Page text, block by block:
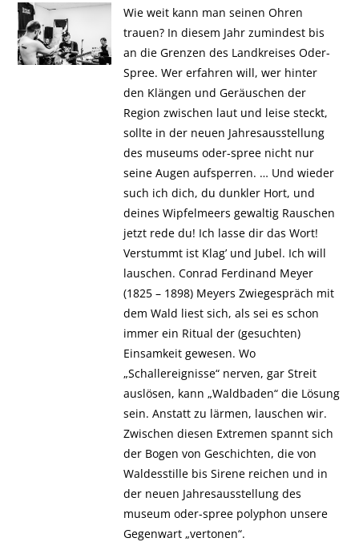
Wie weit kann man seinen Ohren
trauen? In diesem Jahr zumindest bis
an die Grenzen des Landkreises Oder-
Spree. Wer erfahren will, wer hinter
den Klängen und Geräuschen der
Region zwischen laut und leise steckt,
sollte in der neuen Jahresausstellung
des museums oder-spree nicht nur
seine Augen aufsperren. … Und wieder
such ich dich, du dunkler Hort, und
deines Wipfelmeers gewaltig Rauschen
jetzt rede du! Ich lasse dir das Wort!
Verstummt ist Klag’ und Jubel. Ich will
lauschen. Conrad Ferdinand Meyer
(1825 – 1898) Meyers Zwiegespräch mit
dem Wald liest sich, als sei es schon
immer ein Ritual der (gesuchten)
Einsamkeit gewesen. Wo
„Schallereignisse“ nerven, gar Streit
auslösen, kann „Waldbaden“ die Lösung
sein. Anstatt zu lärmen, lauschen wir.
Zwischen diesen Extremen spannt sich
der Bogen von Geschichten, die von
Waldesstille bis Sirene reichen und in
der neuen Jahresausstellung des
museum oder-spree polyphon unsere
Gegenwart „vertonen“.